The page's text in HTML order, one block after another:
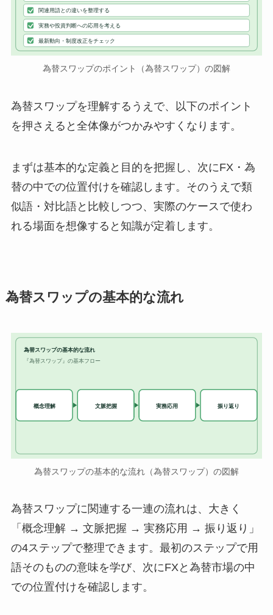
関連用語との違いを整理する
実務や投資判断への応用を考える
最新動向・制度改正をチェック
為替スワップのポイント（為替スワップ）の図解
為替スワップを理解するうえで、以下のポイント
を押さえると全体像がつかみやすくなります。
まずは基本的な定義と目的を把握し、次にFX・為
替の中での位置付けを確認します。そのうえで類
似語・対比語と比較しつつ、実際のケースで使わ
れる場面を想像すると知識が定着します。
為替スワップの基本的な流れ
為替スワップの基本的な流れ
『為替スワップ』の基本フロー
概念理解 文脈把握 実務応用 振り返り
為替スワップの基本的な流れ（為替スワップ）の図解
為替スワップに関連する一連の流れは、大きく
「概念理解 → 文脈把握 → 実務応用 → 振り返り」
の4ステップで整理できます。最初のステップで用
語そのものの意味を学び、次にFXと為替市場の中
での位置付けを確認します。